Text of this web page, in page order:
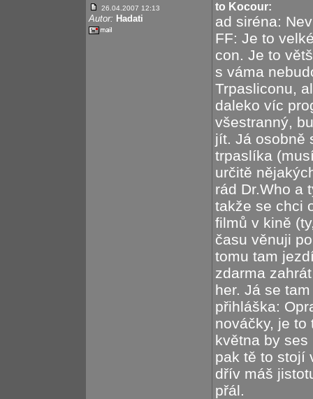
26.04.2007 12:13
Autor: Hadati
to Kocour:
ad siréna:
FF: Je to
con. Je to
s váma
Trpasliconu,
daleko víc
všestranný,
jít. Já osobně
trpaslíka
určitě
rád Dr.Who a
takže se chci
filmů v kině
času věnuji
tomu tam
zdarma
her. Já se
přihláška:
nováčky, je to
května by
pak tě to stojí
dřív máš
přál.